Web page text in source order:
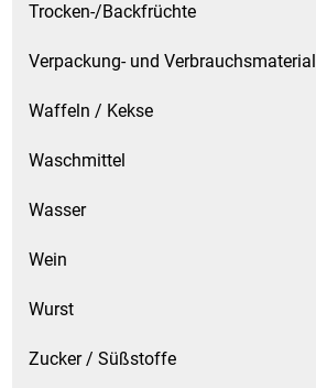
Trocken-/Backfrüchte
Verpackung- und Verbrauchsmaterial
Waffeln / Kekse
Waschmittel
Wasser
Wein
Wurst
Zucker / Süßstoffe